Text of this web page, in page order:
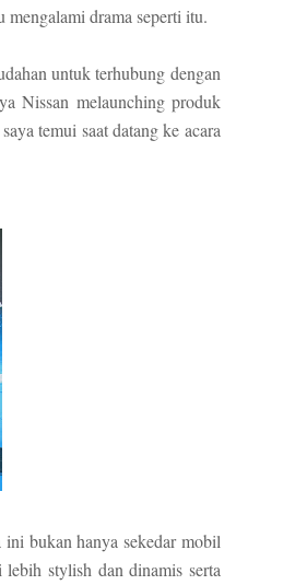
drama seperti itu.
untuk terhubung dengan
Nissan melaunching produk
temui saat datang ke acara
bukan hanya sekedar mobil
stylish dan dinamis serta